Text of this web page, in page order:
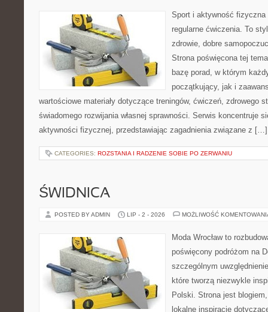
Sport i aktywność
regularne ćwiczenia. To
zdrowie, dobre
Strona poświęcona tej
bazę porad, w którym
początkujący, jak i
wartościowe materiały dotyczące treningów, ćwiczeń, zdrowego
świadomego rozwijania własnej sprawności. Serwis koncentruje
aktywności fizycznej, przedstawiając zagadnienia związane z […]
CATEGORIES: ROZSTANIA I RADZENIE SOBIE PO ZERWANIU
ŚWIDNICA
POSTED BY ADMIN LIP - 2 - 2026 MOŻLIWOŚĆ
Moda Wrocław to
poświęcony podróżom na
szczególnym
które tworzą niezwykle
Polski. Strona jest
lokalne inspiracje